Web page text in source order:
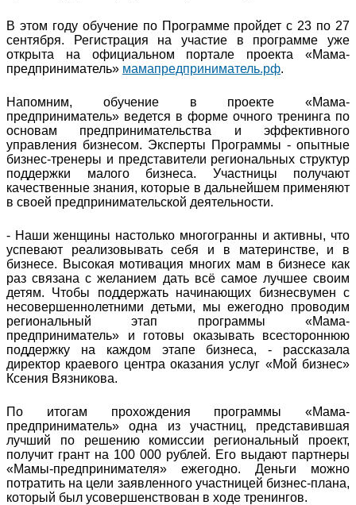
В этом году обучение по Программе пройдет с 23 по 27
сентября. Регистрация на участие в программе уже
открыта на официальном портале проекта «Мама-
предприниматель» мамапредприниматель.рф.
Напомним, обучение в проекте «Мама-
предприниматель» ведется в форме очного тренинга по
основам предпринимательства и эффективного
управления бизнесом. Эксперты Программы - опытные
бизнес-тренеры и представители региональных структур
поддержки малого бизнеса. Участницы получают
качественные знания, которые в дальнейшем применяют
в своей предпринимательской деятельности.
- Наши женщины настолько многогранны и активны, что
успевают реализовывать себя и в материнстве, и в
бизнесе. Высокая мотивация многих мам в бизнесе как
раз связана с желанием дать всё самое лучшее своим
детям. Чтобы поддержать начинающих бизнесвумен с
несовершеннолетними детьми, мы ежегодно проводим
региональный этап программы «Мама-
предприниматель» и готовы оказывать всестороннюю
поддержку на каждом этапе бизнеса, - рассказала
директор краевого центра оказания услуг «Мой бизнес»
Ксения Вязникова.
По итогам прохождения программы «Мама-
предприниматель» одна из участниц, представившая
лучший по решению комиссии региональный проект,
получит грант на 100 000 рублей. Его выдают партнеры
«Мамы-предпринимателя» ежегодно. Деньги можно
потратить на цели заявленного участницей бизнес-плана,
который был усовершенствован в ходе тренингов.